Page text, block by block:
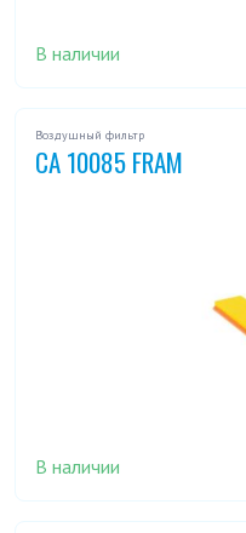
В наличии
Воздушный фильтр
CA 10085 FRAM
В наличии